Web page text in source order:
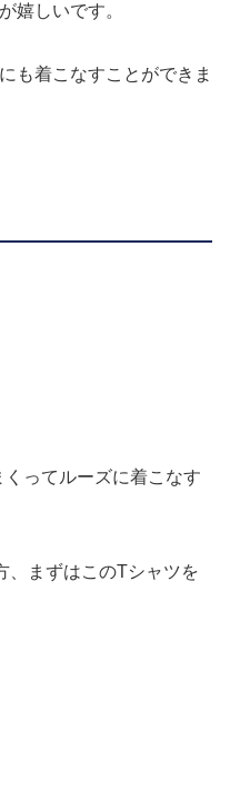
嬉しいです。
も着こなすことができま
ってルーズに着こなす
、まずはこのTシャツを